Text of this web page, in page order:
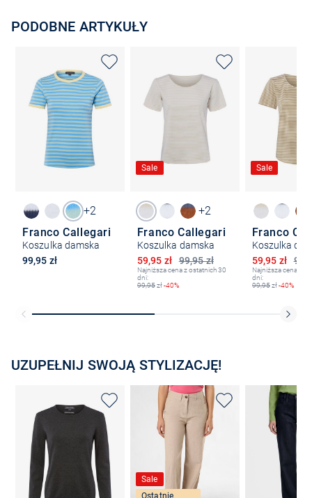
PODOBNE ARTYKUŁY
+2
Franco Callegari
Koszulka damska
99,95 zł
Sale
+2
Franco Callegari
Koszulka damska
99,95 zł
Obniżona cena
59,95 zł
Najniższa cena z ostatnich 30
dni:
99,95zł-40%
Sale
Franco
Koszulka
Obniżona
59,95 zł
Najniższa cena z
dni:
99,95zł-40%
UZUPEŁNIJ SWOJĄ STYLIZACJĘ!
Sale
Ostatnie